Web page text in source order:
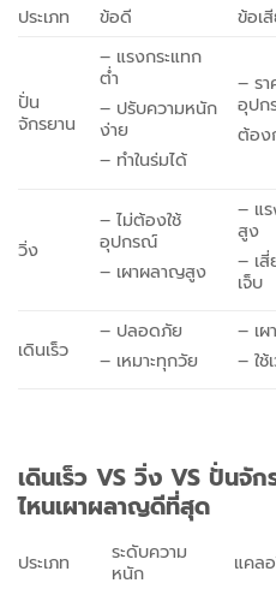
ประเภท ข้อดี ข้อเ
ปั่น
จักรยาน
– แรงกระแทก
ต่ำ
– ปรับความหนัก
ง่าย
– ทำในร่มได้
– รา
อุป
ต้อง
วิ่ง
– ไม่ต้องใช้
อุปกรณ์
– เผาผลาญสูง
– แ
สูง
– เ
เจ็บ
เดินเร็ว
– ปลอดภัย
– เหมาะทุกวัย
– เ
– ใช้
เดินเร็ว VS วิ่ง VS ปั่นจั
ไหนเผาผลาญดีที่สุด
ประเภท
ระดับความ
หนัก
แคล